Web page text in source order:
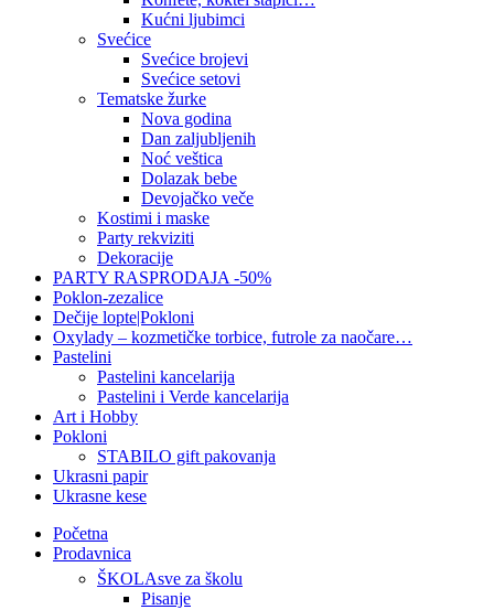
Kućni ljubimci
Svećice
Svećice brojevi
Svećice setovi
Tematske žurke
Nova godina
Dan zaljubljenih
Noć veštica
Dolazak bebe
Devojačko veče
Kostimi i maske
Party rekviziti
Dekoracije
PARTY RASPRODAJA -50%
Poklon-zezalice
Dečije lopte|Pokloni
Oxylady – kozmetičke torbice, futrole za naočare…
Pastelini
Pastelini kancelarija
Pastelini i Verde kancelarija
Art i Hobby
Pokloni
STABILO gift pakovanja
Ukrasni papir
Ukrasne kese
Početna
Prodavnica
ŠKOLAsve za školu
Pisanje